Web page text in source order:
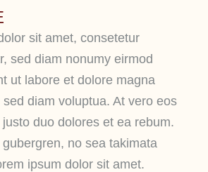
sit amet, consetetur
sed diam nonumy eirmod
ut labore et dolore magna
diam voluptua. At vero eos
duo dolores et ea rebum.
no sea takimata
ipsum dolor sit amet.